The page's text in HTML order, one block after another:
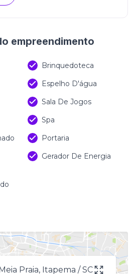
empreendimento
Brinquedoteca
Espelho D'água
Sala De Jogos
Spa
Portaria
Gerador De Energia
Praia, Itapema / SC